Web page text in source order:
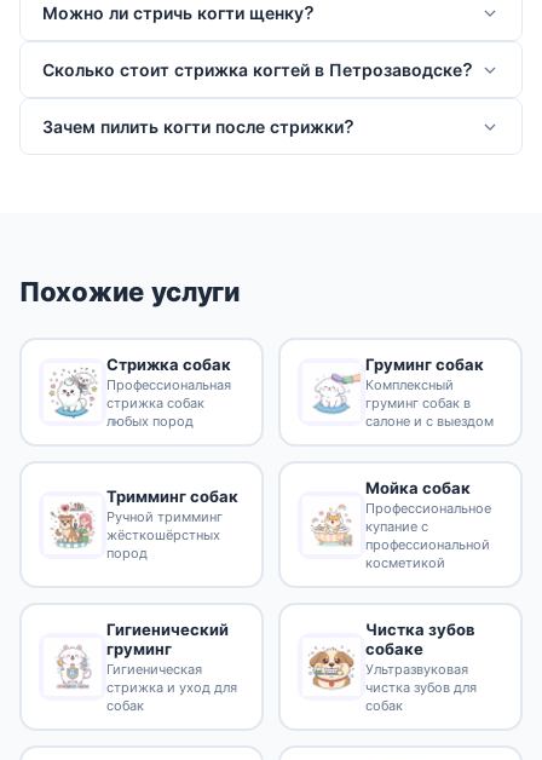
Можно ли стричь когти щенку?
Сколько стоит стрижка когтей в Петрозаводске?
Зачем пилить когти после стрижки?
Похожие услуги
Стрижка собак
Профессиональная
стрижка собак
любых пород
Груминг собак
Комплексный
груминг собак в
салоне и с выездом
Тримминг собак
Ручной тримминг
жёсткошёрстных
пород
Мойка собак
Профессиональное
купание с
профессиональной
косметикой
Гигиенический
груминг
Гигиеническая
стрижка и уход для
собак
Чистка зубов
собаке
Ультразвуковая
чистка зубов для
собак